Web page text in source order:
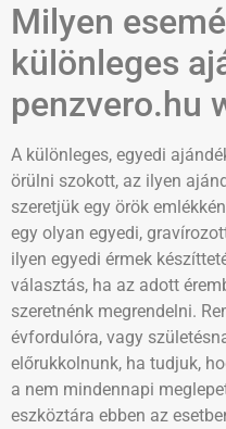
Milyen
különleges
penzvero.hu
A különleges, egyedi
örülni szokott, az ilyen
szeretjük egy örök
egy olyan egyedi,
ilyen egyedi érmek
választás, ha az adott
szeretnénk megrendelni.
évfordulóra, vagy
előrukkolnunk, ha tudjuk,
a nem mindennapi
eszköztára ebben az